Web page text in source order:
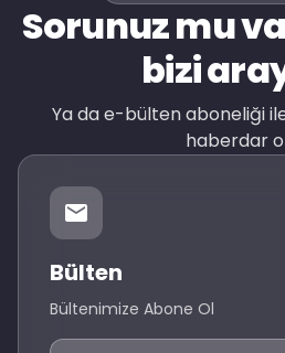
Sorunuz mu
bizi
Ya da e-bülten aboneliği
haberdar
Bülten
Bültenimize Abone Ol